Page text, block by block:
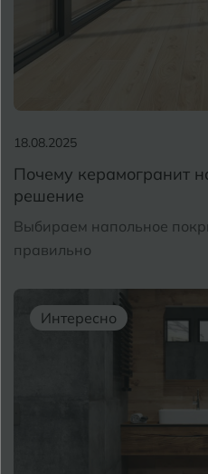
18.08.2025
Почему керамогранит
решение
Выбираем напольное
правильно
Интересно